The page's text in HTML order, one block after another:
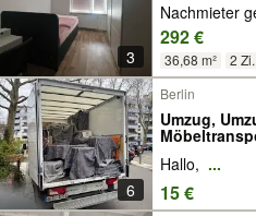
3
Nachmieter
292 €
36,68 m² 2 Zi.
6
Berlin
Umzug,
Hallo, ...
15 €